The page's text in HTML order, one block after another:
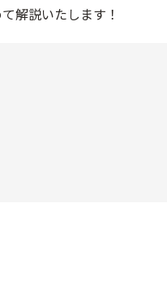
解説いたします！